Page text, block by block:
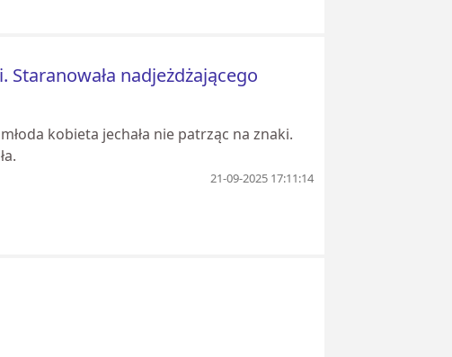
Staranowała nadjeżdżającego
kobieta jechała nie patrząc na znaki.
21-09-2025 17:11:14